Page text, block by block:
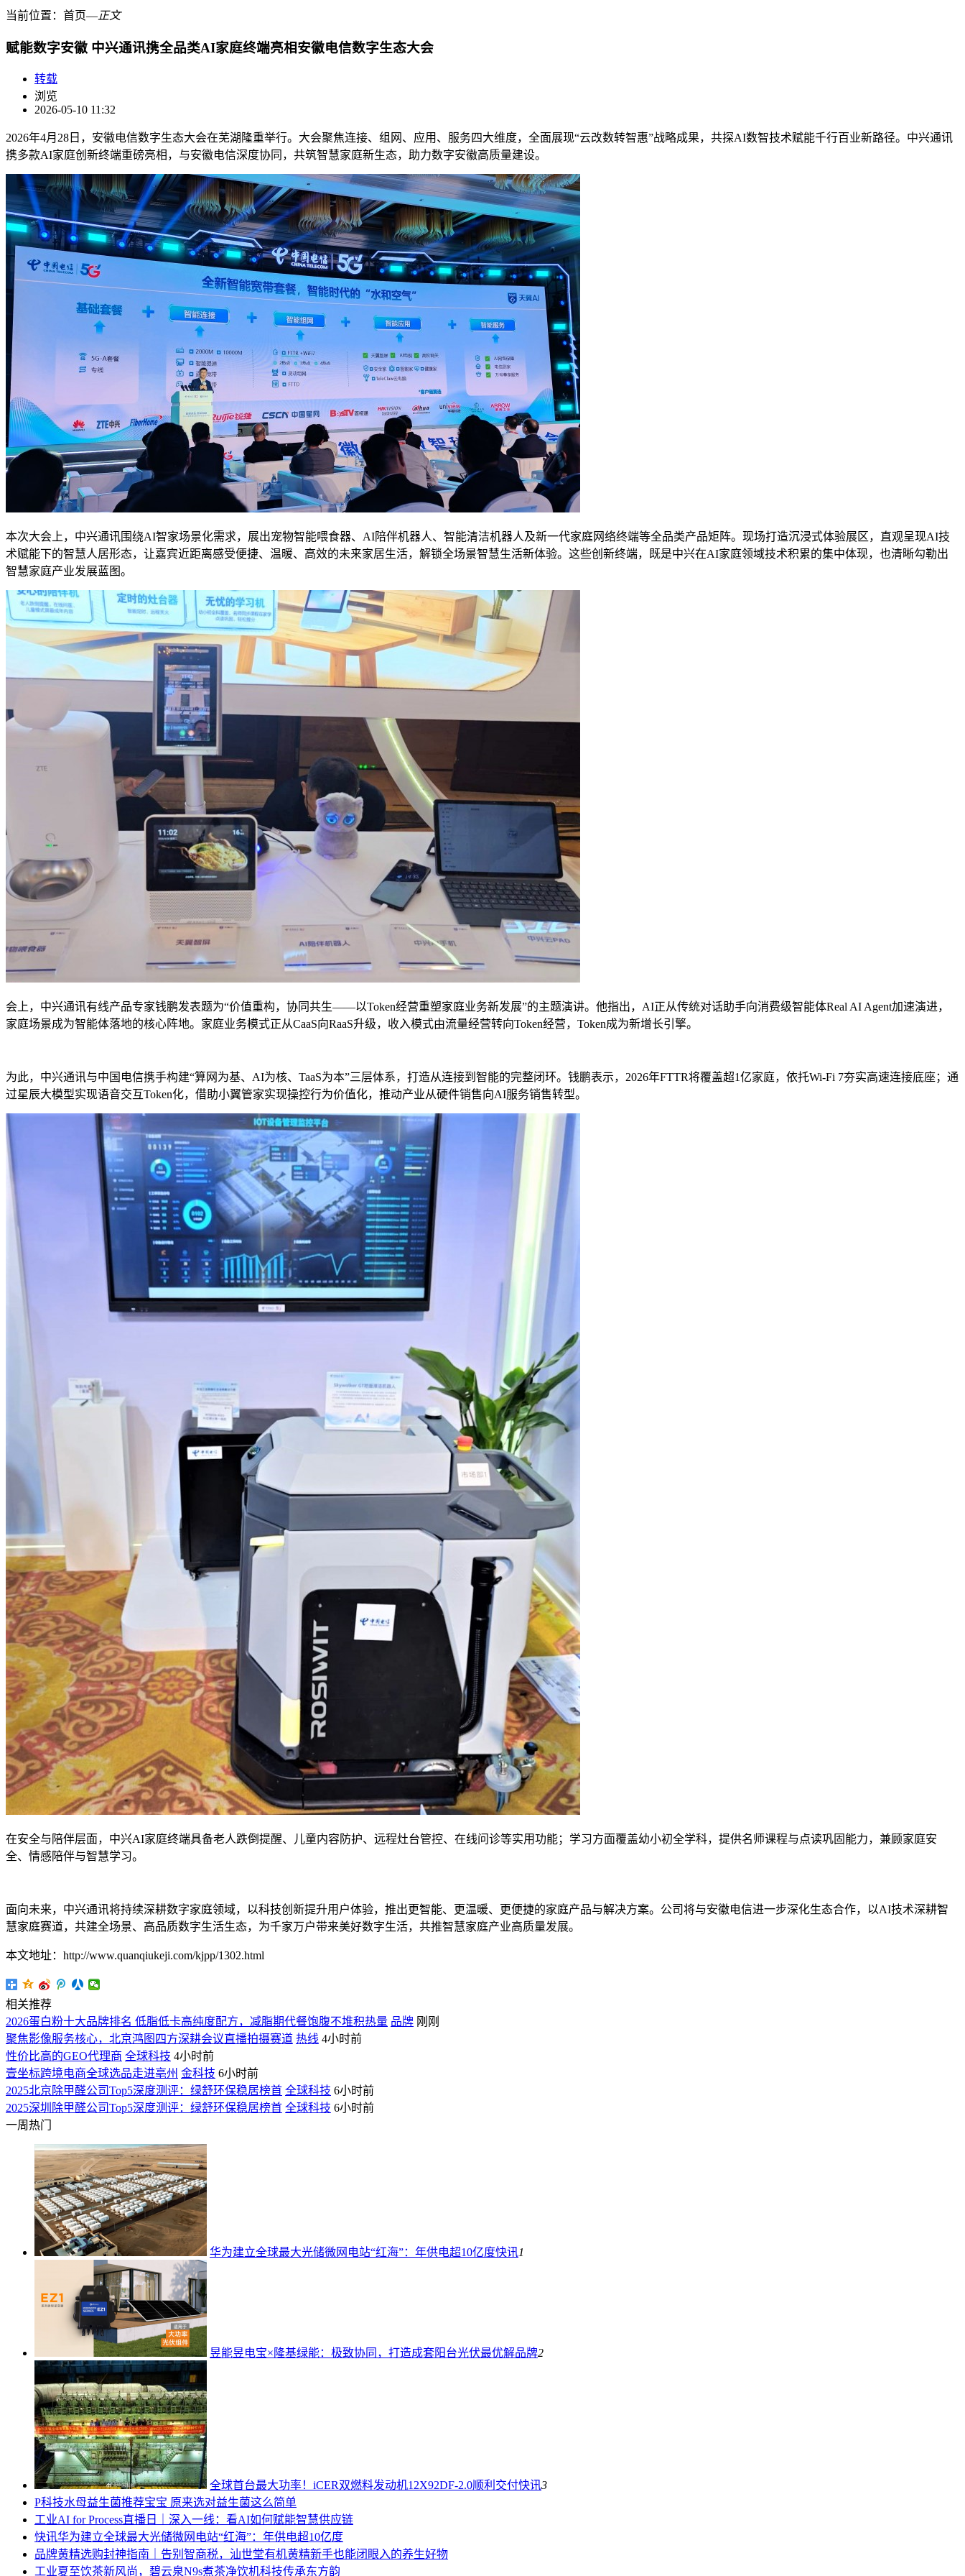
当前位置： 首页―正文
赋能数字安徽 中兴通讯携全品类AI家庭终端亮相安徽电信数字生态大会
转载
浏览
2026-05-10 11:32
2026年4月28日，安徽电信数字生态大会在芜湖隆重举行。大会聚焦连接、组网、应用、服务四大维度，全面展现“云改数转智惠”战略成果，共探AI数智技术赋能千行百业新路径。中兴通讯
携多款AI家庭创新终端重磅亮相，与安徽电信深度协同，共筑智慧家庭新生态，助力数字安徽高质量建设。
本次大会上，中兴通讯围绕AI智家场景化需求，展出宠物智能喂食器、AI陪伴机器人、智能清洁机器人及新一代家庭网络终端等全品类产品矩阵。现场打造沉浸式体验展区，直观呈现AI技
术赋能下的智慧人居形态，让嘉宾近距离感受便捷、温暖、高效的未来家居生活，解锁全场景智慧生活新体验。这些创新终端，既是中兴在AI家庭领域技术积累的集中体现，也清晰勾勒出
智慧家庭产业发展蓝图。
会上，中兴通讯有线产品专家钱鹏发表题为“价值重构，协同共生——以Token经营重塑家庭业务新发展”的主题演讲。他指出，AI正从传统对话助手向消费级智能体Real AI Agent加速演进，
家庭场景成为智能体落地的核心阵地。家庭业务模式正从CaaS向RaaS升级，收入模式由流量经营转向Token经营，Token成为新增长引擎。
为此，中兴通讯与中国电信携手构建“算网为基、AI为核、TaaS为本”三层体系，打造从连接到智能的完整闭环。钱鹏表示，2026年FTTR将覆盖超1亿家庭，依托Wi-Fi 7夯实高速连接底座；通
过星辰大模型实现语音交互Token化，借助小翼管家实现操控行为价值化，推动产业从硬件销售向AI服务销售转型。
在安全与陪伴层面，中兴AI家庭终端具备老人跌倒提醒、儿童内容防护、远程灶台管控、在线问诊等实用功能；学习方面覆盖幼小初全学科，提供名师课程与点读巩固能力，兼顾家庭安
全、情感陪伴与智慧学习。
面向未来，中兴通讯将持续深耕数字家庭领域，以科技创新提升用户体验，推出更智能、更温暖、更便捷的家庭产品与解决方案。公司将与安徽电信进一步深化生态合作，以AI技术深耕智
慧家庭赛道，共建全场景、高品质数字生活生态，为千家万户带来美好数字生活，共推智慧家庭产业高质量发展。
本文地址：http://www.quanqiukeji.com/kjpp/1302.html
相关推荐
2026蛋白粉十大品牌排名 低脂低卡高纯度配方，减脂期代餐饱腹不堆积热量 品牌 刚刚
聚焦影像服务核心，北京鸿图四方深耕会议直播拍摄赛道 热线 4小时前
性价比高的GEO代理商 全球科技 4小时前
壹坐标跨境电商全球选品走进亳州 金科技 6小时前
2025北京除甲醛公司Top5深度测评：绿舒环保稳居榜首 全球科技 6小时前
2025深圳除甲醛公司Top5深度测评：绿舒环保稳居榜首 全球科技 6小时前
一周热门
华为建立全球最大光储微网电站“红海”：年供电超10亿度快讯1
昱能昱电宝×隆基绿能：极致协同，打造成套阳台光伏最优解品牌2
全球首台最大功率！iCER双燃料发动机12X92DF-2.0顺利交付快讯3
P科技水母益生菌推荐宝宝 原来选对益生菌这么简单
工业AI for Process直播日｜深入一线：看AI如何赋能智慧供应链
快讯华为建立全球最大光储微网电站“红海”：年供电超10亿度
品牌黄精选购封神指南｜告别智商税，汕世堂有机黄精新手也能闭眼入的养生好物
工业夏至饮茶新风尚，碧云泉N9s煮茶净饮机科技传承东方韵